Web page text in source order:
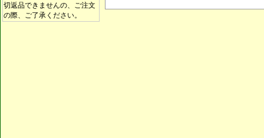
切返品できませんの、ご注文
の際、ご了承ください。